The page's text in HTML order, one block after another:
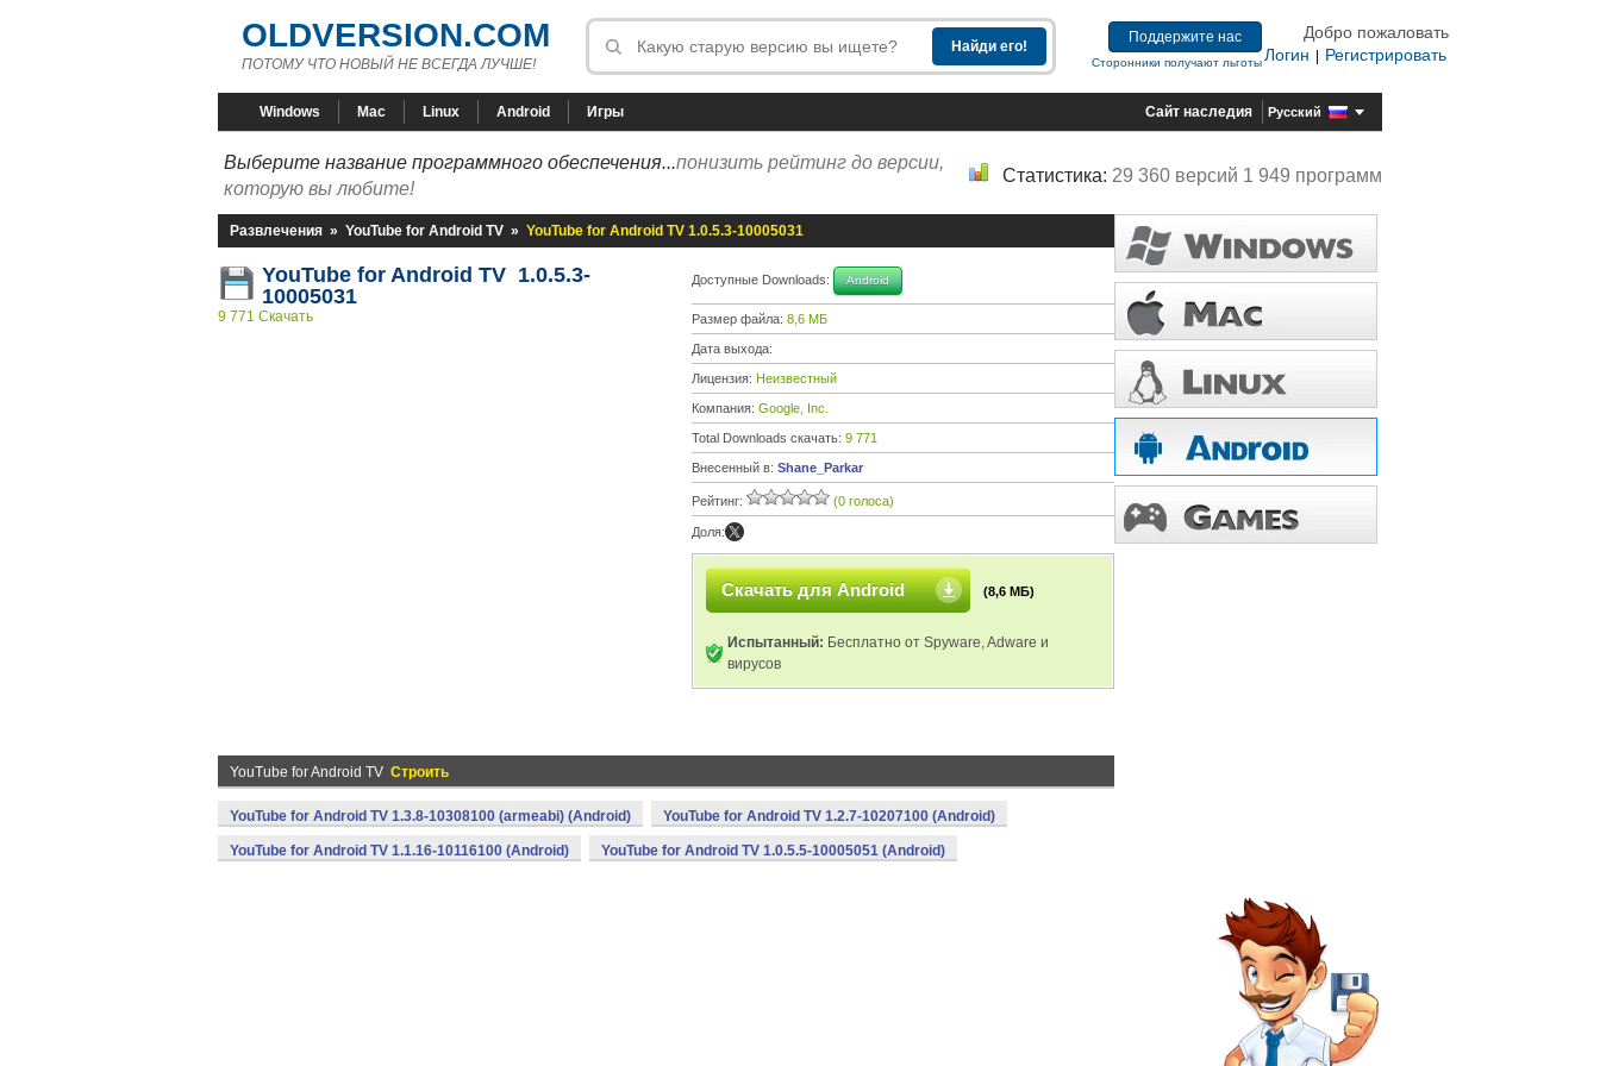
OLDVERSION.COM
ПОТОМУ ЧТО НОВЫЙ НЕ ВСЕГДА ЛУЧШЕ!
Поддержите нас
Сторонники получают льготы
Добро пожаловать
Логин
Регистрировать
Windows Mac Linux Android Игры Сайт наследия Русский
Выберите название программного обеспечения...понизить рейтинг до версии,
которую вы любите!
Статистика: 29 360 версий 1 949 программ
Развлечения » YouTube for Android TV » YouTube for Android TV 1.0.5.3-10005031
YouTube for Android TV 1.0.5.3-
10005031
9 771 Скачать
Доступные Downloads: Android
Размер файла: 8,6 МБ
Дата выхода:
Лицензия: Неизвестный
Компания: Google, Inc.
Total Downloads скачать: 9 771
Внесенный в: Shane_Parkar
Рейтинг: (0 голоса)
Доля:
Скачать для Android (8,6 МБ)
Испытанный: Бесплатно от Spyware, Adware и
вирусов
YouTube for Android TV Строить
YouTube for Android TV 1.3.8-10308100 (armeabi) (Android) YouTube for Android TV 1.2.7-10207100 (Android)
YouTube for Android TV 1.1.16-10116100 (Android) YouTube for Android TV 1.0.5.5-10005051 (Android)